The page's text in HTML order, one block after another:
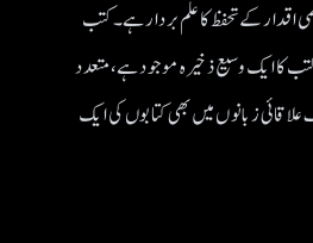
اقدار کے تحفظ کا علم بردار ہے۔کتب
کا ایک وسیع ذخیرہ موجود ہے، متعدد
علاقائی زبانوں میں بھی کتابوں کی ایک